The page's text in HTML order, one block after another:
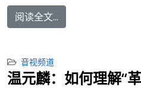
阅读全文...
音视频道
温元麟：如何理解“